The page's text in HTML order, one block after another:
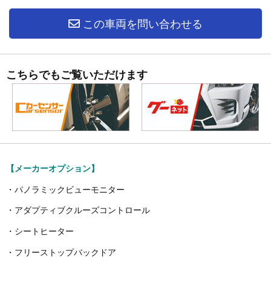
この車両を問い合わせる
こちらでもご覧いただけます
【メーカーオプション】
・パノラミックビューモニター
・アダプティブクルーズコントロール
・シートヒーター
・フリーストップバックドア